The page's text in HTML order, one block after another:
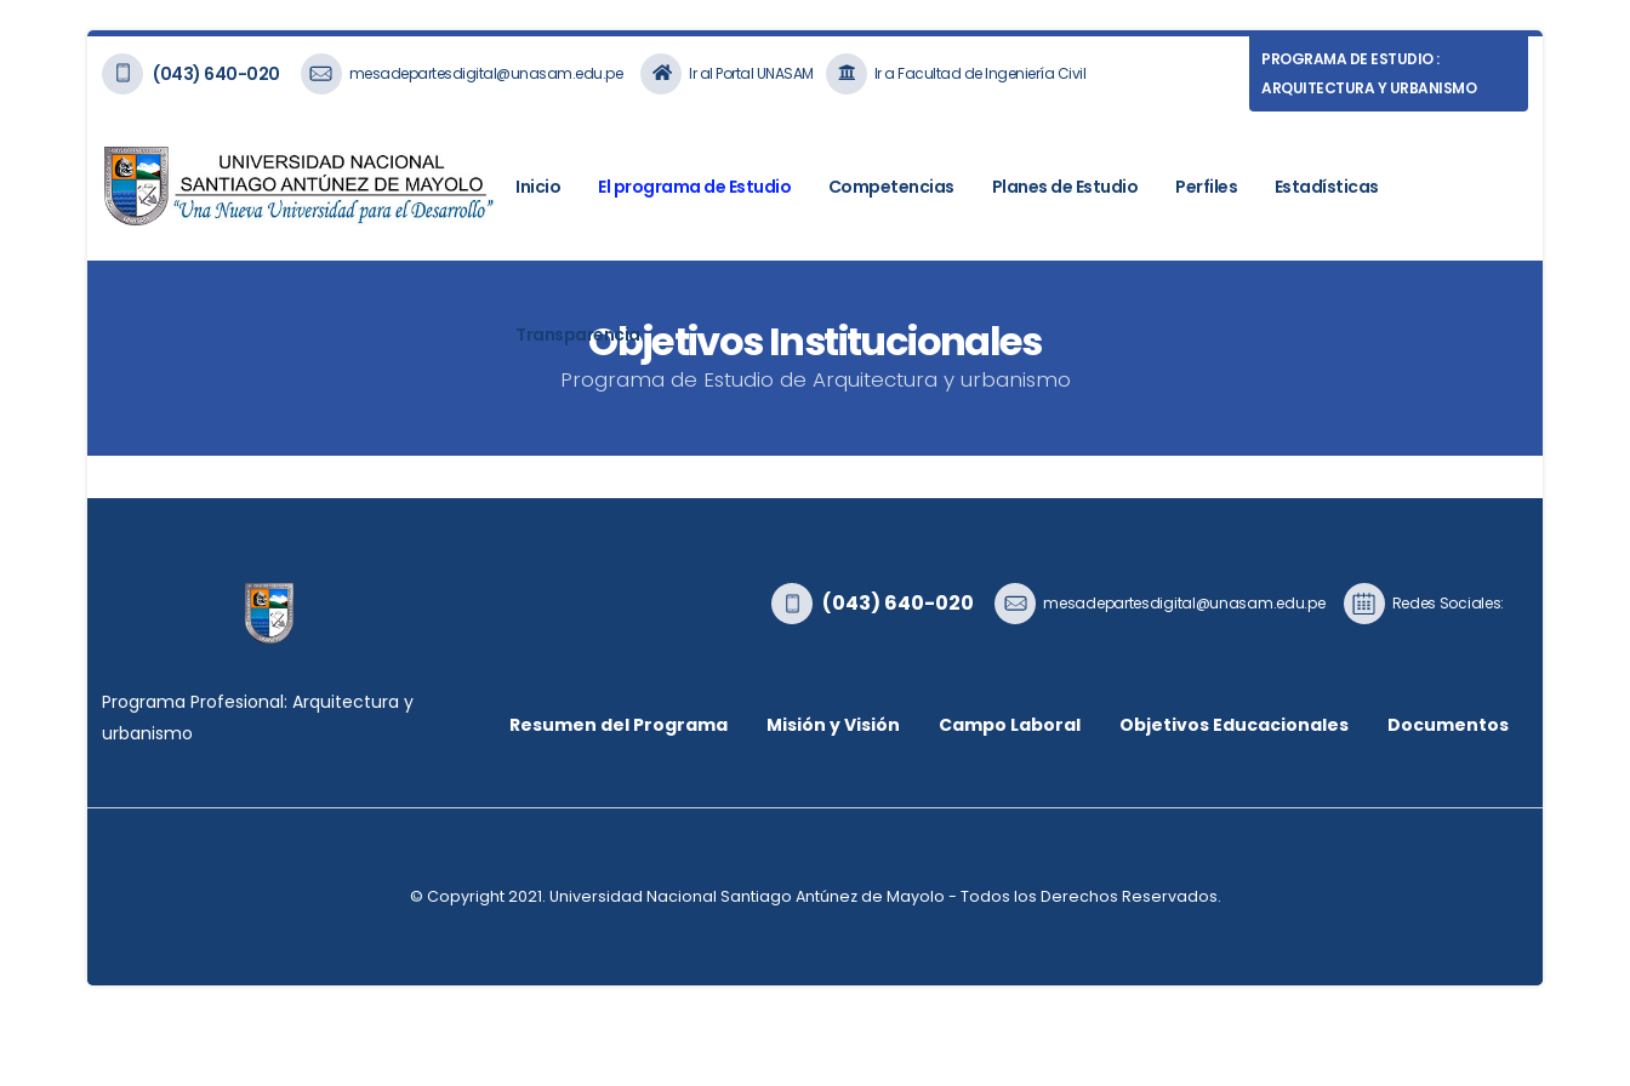
(043) 640-020 mesadepartesdigital@unasam.edu.pe Ir al Portal UNASAM Ir a Facultad de Ingeniería Civil
PROGRAMA DE ESTUDIO :
ARQUITECTURA Y URBANISMO
Inicio El programa de Estudio Competencias Planes de Estudio Perfiles Estadísticas
TransparenciaObjetivos Institucionales
Programa de Estudio de Arquitectura y urbanismo
Programa Profesional: Arquitectura y
urbanismo
(043) 640-020 mesadepartesdigital@unasam.edu.pe Redes Sociales:
Resumen del Programa Misión y Visión Campo Laboral Objetivos Educacionales Documentos
© Copyright 2021. Universidad Nacional Santiago Antúnez de Mayolo - Todos los Derechos Reservados.